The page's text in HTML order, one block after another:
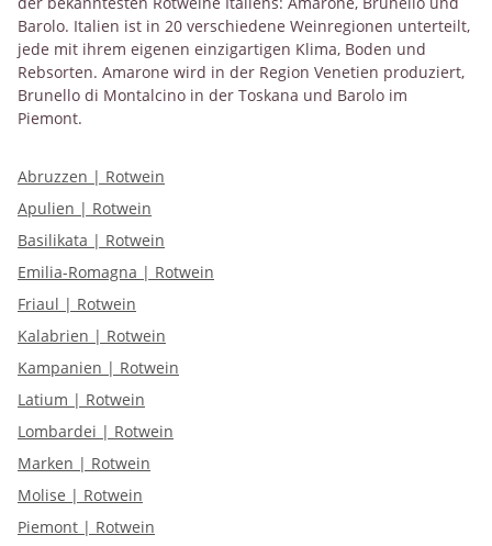
Barolo. Italien ist in 20 verschiedene Weinregionen unterteilt,
jede mit ihrem eigenen einzigartigen Klima, Boden und
Rebsorten. Amarone wird in der Region Venetien produziert,
Brunello di Montalcino in der Toskana und Barolo im
Piemont.
Abruzzen | Rotwein
Apulien | Rotwein
Basilikata | Rotwein
Emilia-Romagna | Rotwein
Friaul | Rotwein
Kalabrien | Rotwein
Kampanien | Rotwein
Latium | Rotwein
Lombardei | Rotwein
Marken | Rotwein
Molise | Rotwein
Piemont | Rotwein